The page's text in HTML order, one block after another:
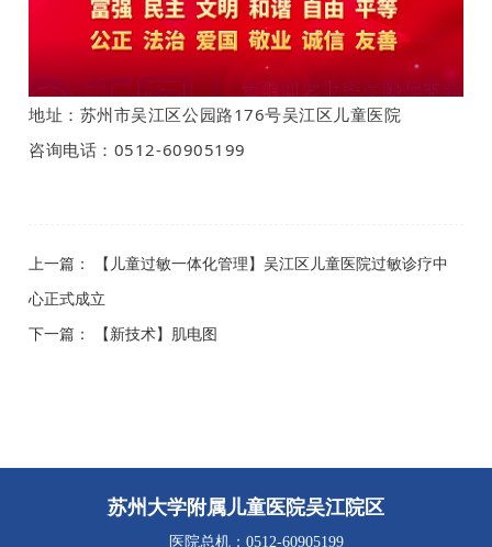
地址：苏州市吴江区公园路176号吴江区儿童医院
咨询电话：0512-60905199
上一篇： 【儿童过敏一体化管理】吴江区儿童医院过敏诊疗中
心正式成立
下一篇： 【新技术】肌电图
苏州大学附属儿童医院吴江院区
医院总机：0512-60905199